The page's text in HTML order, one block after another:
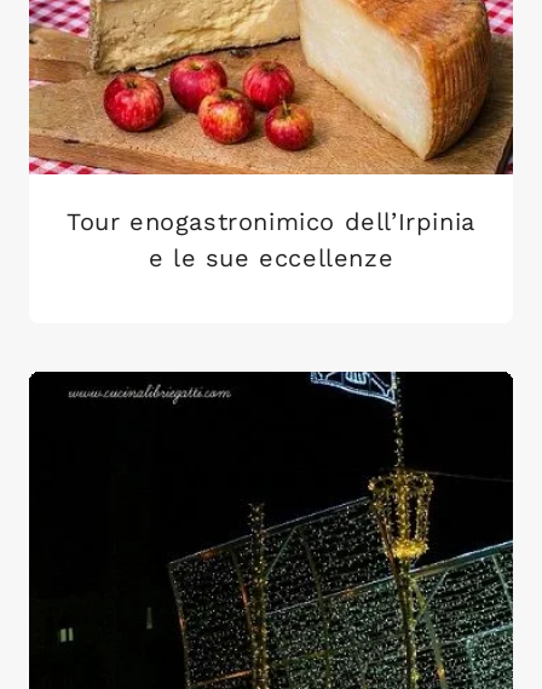
Tour enogastronimico dell’Irpinia
e le sue eccellenze